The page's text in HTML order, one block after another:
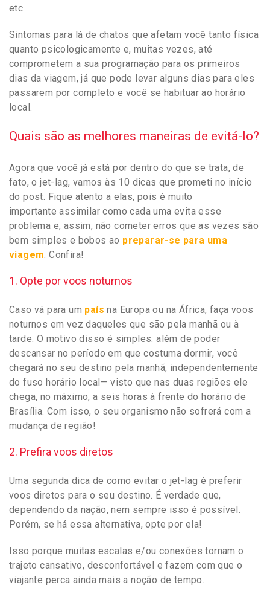
etc.
Sintomas para lá de chatos que afetam você tanto física
quanto psicologicamente e, muitas vezes, até
comprometem a sua programação para os primeiros
dias da viagem, já que pode levar alguns dias para eles
passarem por completo e você se habituar ao horário
local.
Quais são as melhores maneiras de evitá-lo?
Agora que você já está por dentro do que se trata, de
fato, o jet-lag, vamos às 10 dicas que prometi no início
do post. Fique atento a elas, pois é muito
importante assimilar como cada uma evita esse
problema e, assim, não cometer erros que as vezes são
bem simples e bobos ao preparar-se para uma
viagem . Confira!
1. Opte por voos noturnos
Caso vá para um país na Europa ou na África, faça voos
noturnos em vez daqueles que são pela manhã ou à
tarde. O motivo disso é simples: além de poder
descansar no período em que costuma dormir, você
chegará no seu destino pela manhã, independentemente
do fuso horário local— visto que nas duas regiões ele
chega, no máximo, a seis horas à frente do horário de
Brasília. Com isso, o seu organismo não sofrerá com a
mudança de região!
2. Prefira voos diretos
Uma segunda dica de como evitar o jet-lag é preferir
voos diretos para o seu destino. É verdade que,
dependendo da nação, nem sempre isso é possível.
Porém, se há essa alternativa, opte por ela!
Isso porque muitas escalas e/ou conexões tornam o
trajeto cansativo, desconfortável e fazem com que o
viajante perca ainda mais a noção de tempo.